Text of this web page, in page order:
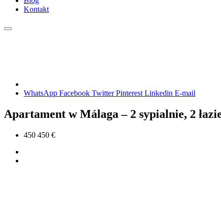
Kontakt
WhatsApp Facebook TwitterPinterest Linkedin E-mail
Apartament w Málaga – 2 sypialnie, 2
450 450 €